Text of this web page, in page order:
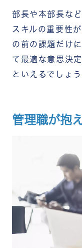
部長や本部長な
スキルの重要性
の前の課題だけ
て最適な意思決
といえるでしょう
管理職が抱